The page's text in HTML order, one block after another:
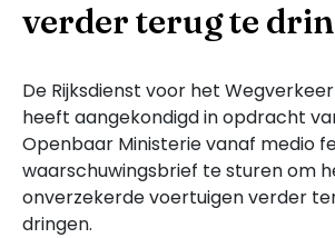
verder terug te
De Rijksdienst voor het
heeft aangekondigd in opdracht
Openbaar Ministerie vanaf medio
waarschuwingsbrief te sturen om
onverzekerde voertuigen verder
dringen.